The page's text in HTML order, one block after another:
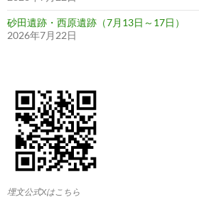
砂田遺跡・西原遺跡（7月13日～17日）
2026年7月22日
埋文公式Xはこちら